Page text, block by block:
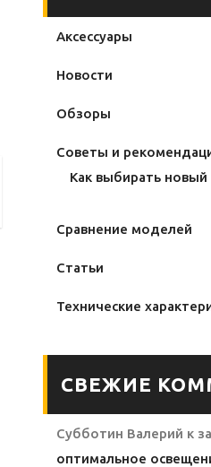
Аксессуары
Новости
Обзоры
Советы и
Как выбирать новый
Сравнение моделей
Статьи
Технические
СВЕЖИЕ
Субботин Валерий к
оптимальное